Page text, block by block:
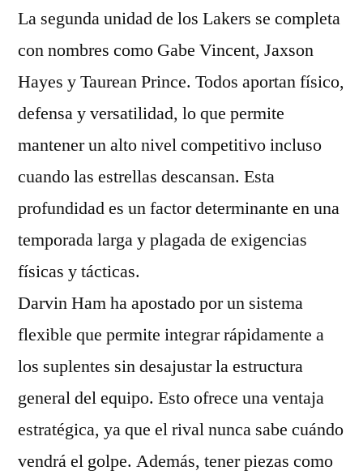
La segunda unidad de los Lakers se completa
con nombres como Gabe Vincent, Jaxson
Hayes y Taurean Prince. Todos aportan físico,
defensa y versatilidad, lo que permite
mantener un alto nivel competitivo incluso
cuando las estrellas descansan. Esta
profundidad es un factor determinante en una
temporada larga y plagada de exigencias
físicas y tácticas.
Darvin Ham ha apostado por un sistema
flexible que permite integrar rápidamente a
los suplentes sin desajustar la estructura
general del equipo. Esto ofrece una ventaja
estratégica, ya que el rival nunca sabe cuándo
vendrá el golpe. Además, tener piezas como